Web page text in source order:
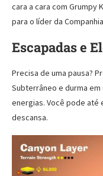
cara a cara com Grumpy
para o líder da
Escapadas e
Precisa de uma pausa?
Subterrâneo e durma
energias. Você pode até
descansa.